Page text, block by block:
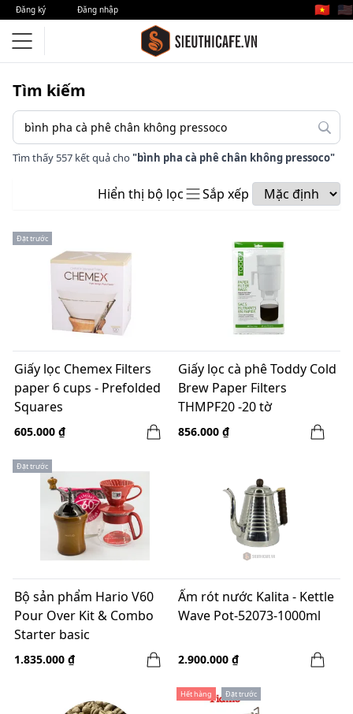
Đăng ký Đăng nhập 🇻🇳 🇺🇸
Tìm kiếm
Tìm thấy 557 kết quả cho "bình pha cà phê chân không pressoco"
Hiển thị bộ lọc Sắp xếp
Đặt trước
Giấy lọc Chemex Filters
paper 6 cups - Prefolded
Squares
605.000 ₫
Giấy lọc cà phê Toddy Cold
Brew Paper Filters
THMPF20 -20 tờ
856.000 ₫
Đặt trước
Bộ sản phẩm Hario V60
Pour Over Kit & Combo
Starter basic
1.835.000 ₫
Ấm rót nước Kalita - Kettle
Wave Pot-52073-1000ml
2.900.000 ₫
Hết hàng Đặt trước